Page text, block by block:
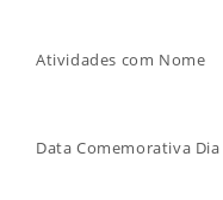
Atividades com Nome
Data Comemorativa